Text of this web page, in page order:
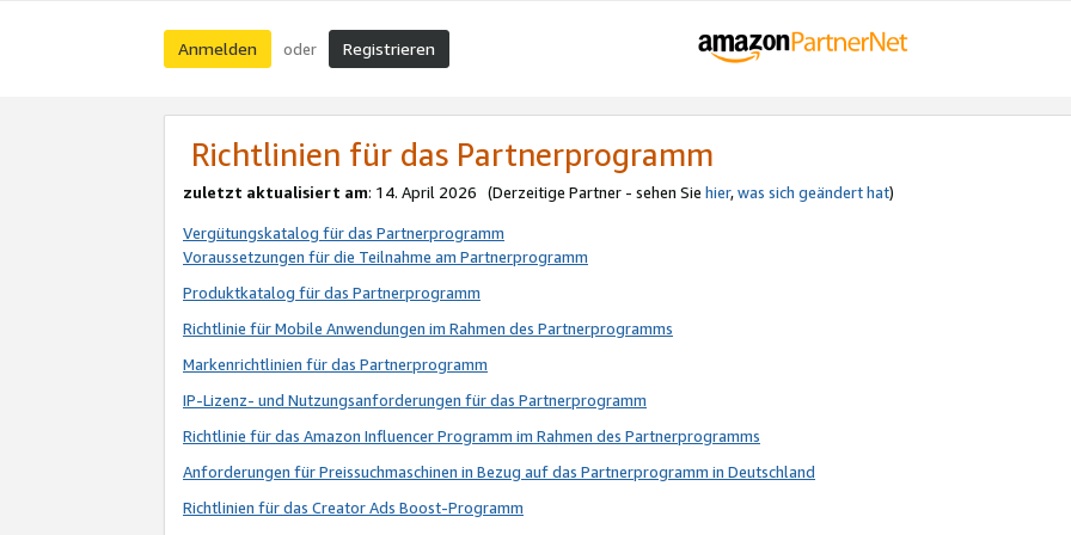
Anmelden oder Registrieren
Richtlinien für das Partnerprogramm
zuletzt aktualisiert am: 14. April 2026 (Derzeitige Partner - sehen Sie hier,was sich geändert hat)
Vergütungskatalog für das Partnerprogramm
Voraussetzungen für die Teilnahme am Partnerprogramm
Produktkatalog für das Partnerprogramm
Richtlinie für Mobile Anwendungen im Rahmen des Partnerprogramms
Markenrichtlinien für das Partnerprogramm
IP-Lizenz- und Nutzungsanforderungen für das Partnerprogramm
Richtlinie für das Amazon Influencer Programm im Rahmen des Partnerprogramms
Anforderungen für Preissuchmaschinen in Bezug auf das Partnerprogramm in Deutschland
Richtlinien für das Creator Ads Boost-Programm